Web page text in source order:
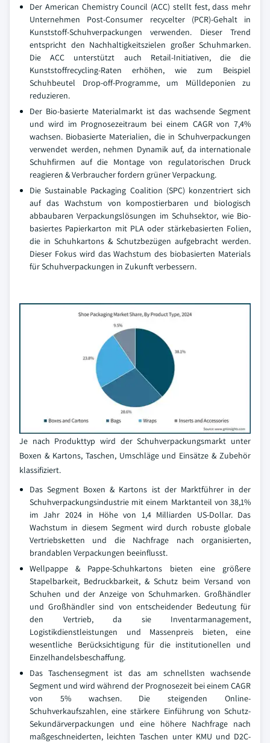
Der American Chemistry Council (ACC) stellt fest, dass mehr
Unternehmen Post-Consumer recycelter (PCR)-Gehalt in
Kunststoff-Schuhverpackungen verwenden. Dieser Trend
entspricht den Nachhaltigkeitszielen großer Schuhmarken.
Die ACC unterstützt auch Retail-Initiativen, die die
Kunststoffrecycling-Raten erhöhen, wie zum Beispiel
Schuhbeutel Drop-off-Programme, um Mülldeponien zu
reduzieren.
Der Bio-basierte Materialmarkt ist das wachsende Segment
und wird im Prognosezeitraum bei einem CAGR von 7,4%
wachsen. Biobasierte Materialien, die in Schuhverpackungen
verwendet werden, nehmen Dynamik auf, da internationale
Schuhfirmen auf die Montage von regulatorischen Druck
reagieren & Verbraucher fordern grüner Verpackung.
Die Sustainable Packaging Coalition (SPC) konzentriert sich
auf das Wachstum von kompostierbaren und biologisch
abbaubaren Verpackungslösungen im Schuhsektor, wie Bio-
basiertes Papierkarton mit PLA oder stärkebasierten Folien,
die in Schuhkartons & Schutzbezügen aufgebracht werden.
Dieser Fokus wird das Wachstum des biobasierten Materials
für Schuhverpackungen in Zukunft verbessern.
Je nach Produkttyp wird der Schuhverpackungsmarkt unter
Boxen & Kartons, Taschen, Umschläge und Einsätze & Zubehör
klassifiziert.
Das Segment Boxen & Kartons ist der Marktführer in der
Schuhverpackungsindustrie mit einem Marktanteil von 38,1%
im Jahr 2024 in Höhe von 1,4 Milliarden US-Dollar. Das
Wachstum in diesem Segment wird durch robuste globale
Vertriebsketten und die Nachfrage nach organisierten,
brandablen Verpackungen beeinflusst.
Wellpappe & Pappe-Schuhkartons bieten eine größere
Stapelbarkeit, Bedruckbarkeit, & Schutz beim Versand von
Schuhen und der Anzeige von Schuhmarken. Großhändler
und Großhändler sind von entscheidender Bedeutung für
den Vertrieb, da sie Inventarmanagement,
Logistikdienstleistungen und Massenpreis bieten, eine
wesentliche Berücksichtigung für die institutionellen und
Einzelhandelsbeschaffung.
Das Taschensegment ist das am schnellsten wachsende
Segment und wird während der Prognosezeit bei einem CAGR
von 5% wachsen. Die steigenden Online-
Schuhverkaufszahlen, eine stärkere Einführung von Schutz-
Sekundärverpackungen und eine höhere Nachfrage nach
maßgeschneiderten, leichten Taschen unter KMU und D2C-